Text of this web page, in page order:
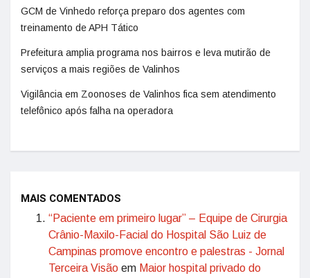
GCM de Vinhedo reforça preparo dos agentes com
treinamento de APH Tático
Prefeitura amplia programa nos bairros e leva mutirão de
serviços a mais regiões de Valinhos
Vigilância em Zoonoses de Valinhos fica sem atendimento
telefônico após falha na operadora
MAIS COMENTADOS
“Paciente em primeiro lugar” – Equipe de Cirurgia
Crânio-Maxilo-Facial do Hospital São Luiz de
Campinas promove encontro e palestras - Jornal
Terceira Visão em Maior hospital privado do